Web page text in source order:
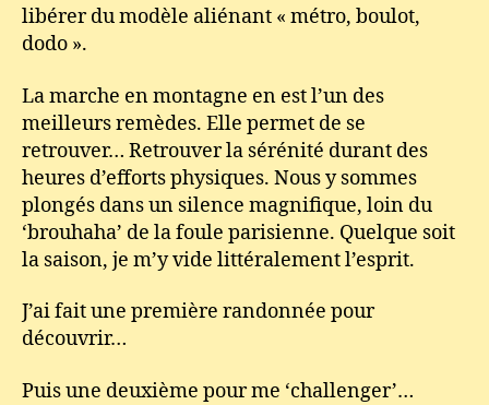
libérer du modèle aliénant « métro, boulot,
dodo ».
La marche en montagne en est l’un des
meilleurs remèdes. Elle permet de se
retrouver… Retrouver la sérénité durant des
heures d’efforts physiques. Nous y sommes
plongés dans un silence magnifique, loin du
‘brouhaha’ de la foule parisienne. Quelque soit
la saison, je m’y vide littéralement l’esprit.
J’ai fait une première randonnée pour
découvrir…
Puis une deuxième pour me ‘challenger’…